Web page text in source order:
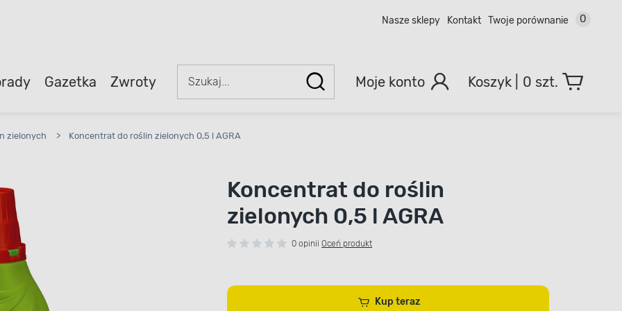
Nasze sklepy Kontakt Twoje porównanie 0
Gazetka Zwroty Moje konto 0 szt.
zielonych > Koncentrat do roślin zielonych 0,5 l AGRA
Koncentrat do roślin
zielonych 0,5 l AGRA
0 opinii Oceń produkt
Kup teraz